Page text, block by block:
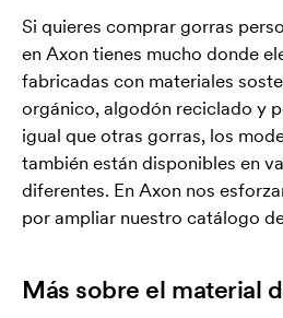
Si quieres comprar gorras
en Axon tienes mucho donde
fabricadas con materiales
orgánico, algodón reciclado y
igual que otras gorras, los
también están disponibles en
diferentes. En Axon nos
por ampliar nuestro catálogo
Más sobre el material